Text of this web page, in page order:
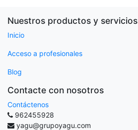
Nuestros productos y servicios
Inicio
Acceso a profesionales
Blog
Contacte con nosotros
Contáctenos
962455928
yagu@grupoyagu.com